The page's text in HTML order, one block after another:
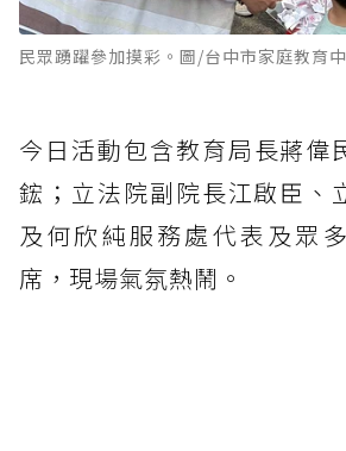
民眾踴躍參加摸彩。圖/台中市家庭教育
今日活動包含教育局長蔣偉
鋐；立法院副院長江啟臣、
及何欣純服務處代表及眾
席，現場氣氛熱鬧。